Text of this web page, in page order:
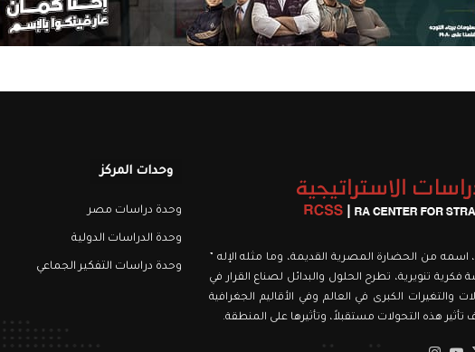
في يناير ٢٠٢١، كمركز تنويري، اسمه من الحضارة المصرية القديمة، وما مثله الإله ”
تنويرية، تطرح الحلول والبدائل لصناع القرار في
والتغيرات الكبرى في العالم وفي الأقاليم الجغرافية
هذه التحولات مستقبلاً، وتأثيرها على المنطقة.
وحدات المركز
وحدة دراسات مصر
وحدة الدراسات الدولية
وحدة دراسات التفكير الجماعي